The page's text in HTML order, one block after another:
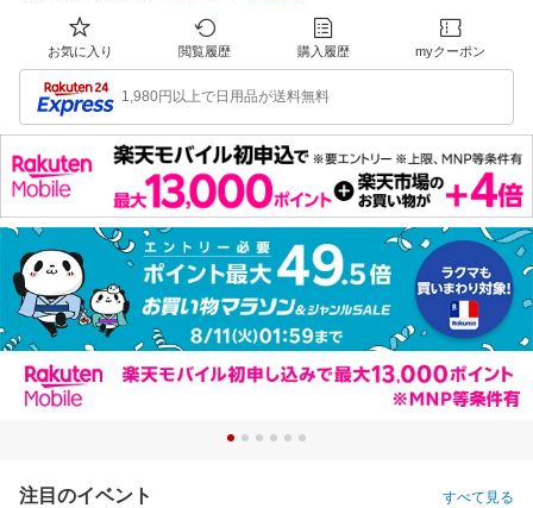
お気に入り 閲覧履歴 購入履歴 myクーポン
1,980円以上で日用品が送料無料
注目のイベント すべて見る